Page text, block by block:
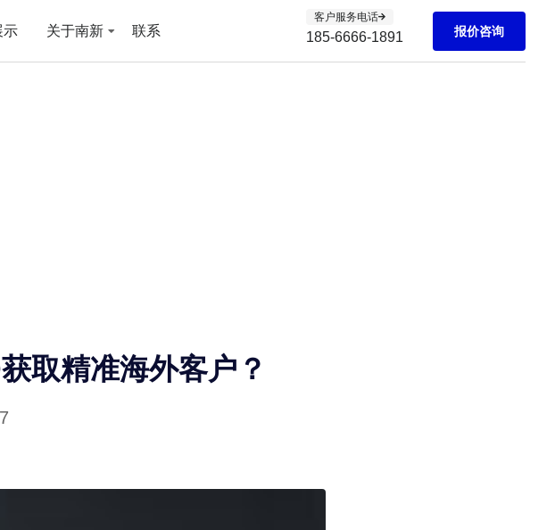
示 关于南新 联系
客户服务电话
185-6666-1891 报价咨询
取精准海外客户？